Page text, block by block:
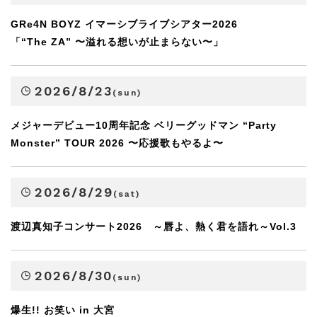
GRe4N BOYZ イマーシブライブシアター2026
「“The ZA” 〜溢れる想いが止まらない〜」
2026/8/23 (sun)
メジャーデビュー10周年記念 ベリーグッドマン “Party
Monster” TOUR 2026 〜応援歌もやるよ〜
2026/8/29 (sat)
渡辺真知子コンサート2026 ～唇よ、熱く君を語れ～Vol.3
2026/8/30 (sun)
爆生!! お笑い in 大宮